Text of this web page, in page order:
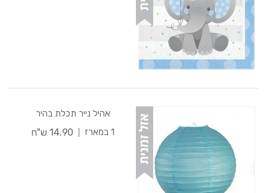
אהיל נייר תכלת בהיר
1 במארז
14.90 ש"ח